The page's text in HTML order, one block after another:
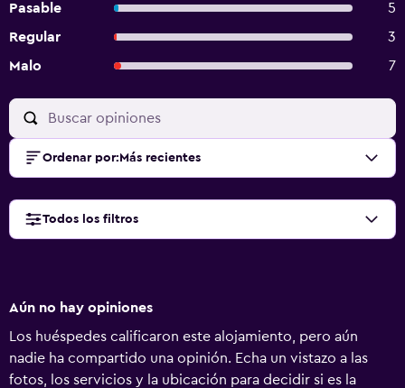
Pasable
5
Regular
3
Malo
7
Ordenar por: Más recientes
Todos los filtros
Aún no hay opiniones
Los huéspedes calificaron este alojamiento, pero aún
nadie ha compartido una opinión. Echa un vistazo a las
fotos, los servicios y la ubicación para decidir si es la